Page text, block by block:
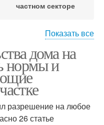
частном секторе
участке
Земельный участок
Показать все
дома на
нормы и
разрешение на любое
26 статье